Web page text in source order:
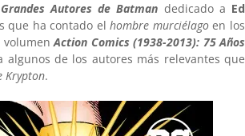
Grandes Autores de Batman dedicado a Ed
que ha contado elhombre murciélagoen los
volumenAction Comics (1938-2013): 75 Años
de los autores más relevantes que
Krypton.